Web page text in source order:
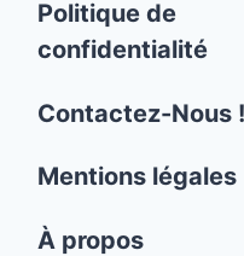
Politique de
confidentialité
Contactez-Nous !
Mentions légales
À propos